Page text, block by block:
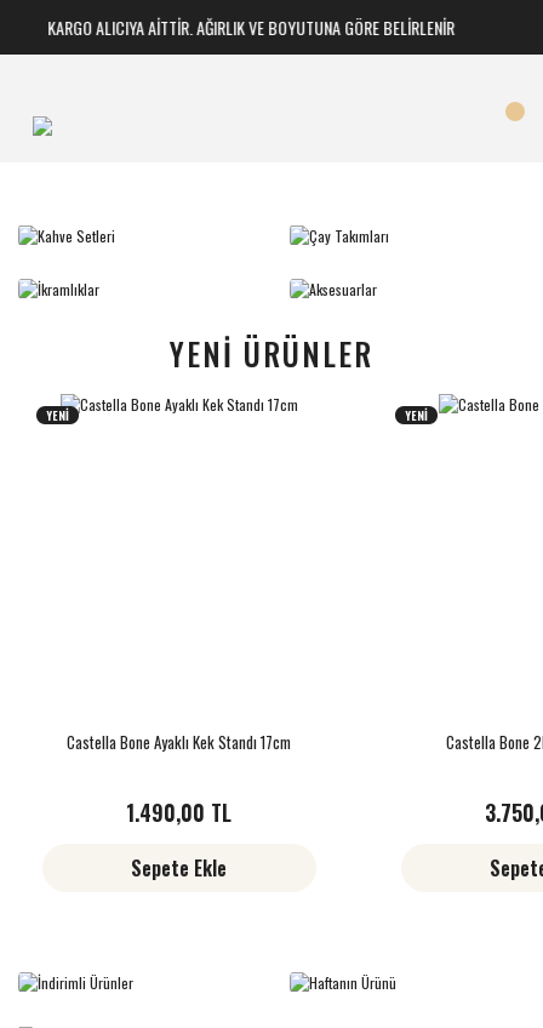
KARGO ALICIYA AİTTİR. AĞIRLIK VE BOYUTUNA GÖRE BELİRLENİR
YENİ ÜRÜNLER
YENİ
Castella Bone Ayaklı Kek Standı 17cm
1.490,00 TL
Sepete Ekle
YENİ
Castella Bone